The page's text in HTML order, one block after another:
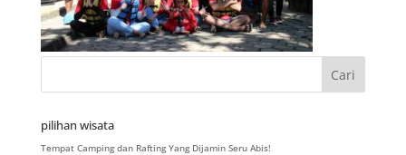
pilihan wisata
Tempat Camping dan Rafting Yang Dijamin Seru Abis!